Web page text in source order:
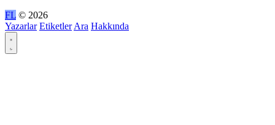
FL © 2026
Yazarlar Etiketler Ara Hakkında